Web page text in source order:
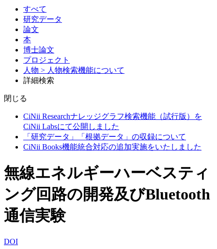
すべて
研究データ
論文
本
博士論文
プロジェクト
人物 > 人物検索機能について
詳細検索
閉じる
CiNii Researchナレッジグラフ検索機能（試行版）を
CiNii Labsにて公開しました
「研究データ」「根拠データ」の収録について
CiNii Books機能統合対応の追加実施をいたしました
無線エネルギーハーベスティ
ング回路の開発及びBluetooth
通信実験
DOI